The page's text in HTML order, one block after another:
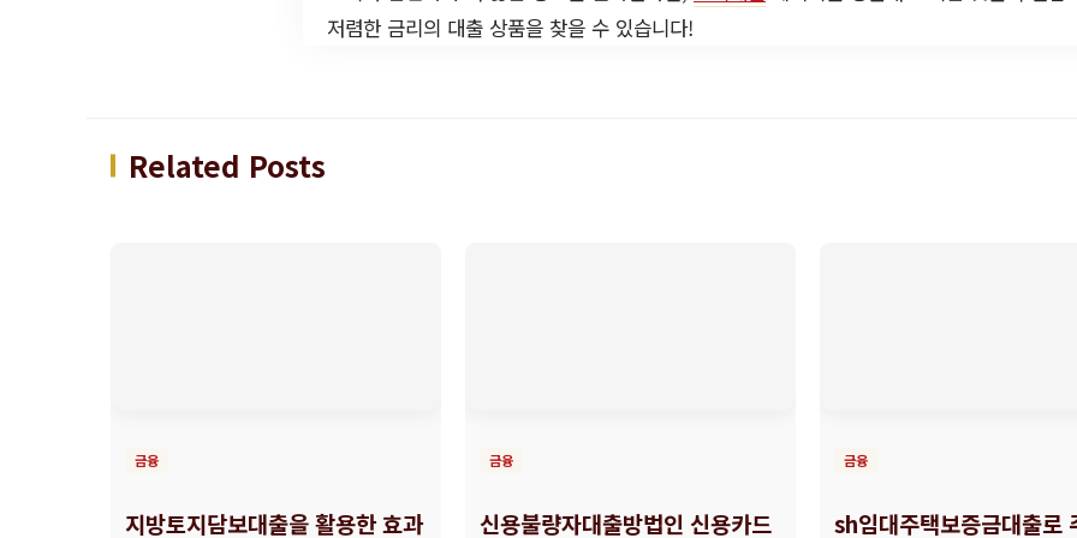
저렴한 금리의 대출 상품을 찾을 수 있습니다!
Related Posts
금융
지방토지담보대출을 활용한 효과
금융
신용불량자대출방법인 신용카드
금융
sh임대주택보증금대출로